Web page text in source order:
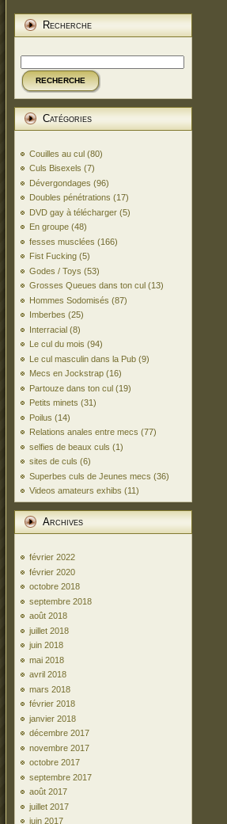
Recherche
RECHERCHE
Catégories
Couilles au cul (80)
Culs Bisexels (7)
Dévergondages (96)
Doubles pénétrations (17)
DVD gay à télécharger (5)
En groupe (48)
fesses musclées (166)
Fist Fucking (5)
Godes / Toys (53)
Grosses Queues dans ton cul (13)
Hommes Sodomisés (87)
Imberbes (25)
Interracial (8)
Le cul du mois (94)
Le cul masculin dans la Pub (9)
Mecs en Jockstrap (16)
Partouze dans ton cul (19)
Petits minets (31)
Poilus (14)
Relations anales entre mecs (77)
selfies de beaux culs (1)
sites de culs (6)
Superbes culs de Jeunes mecs (36)
Videos amateurs exhibs (11)
Archives
février 2022
février 2020
octobre 2018
septembre 2018
août 2018
juillet 2018
juin 2018
mai 2018
avril 2018
mars 2018
février 2018
janvier 2018
décembre 2017
novembre 2017
octobre 2017
septembre 2017
août 2017
juillet 2017
juin 2017